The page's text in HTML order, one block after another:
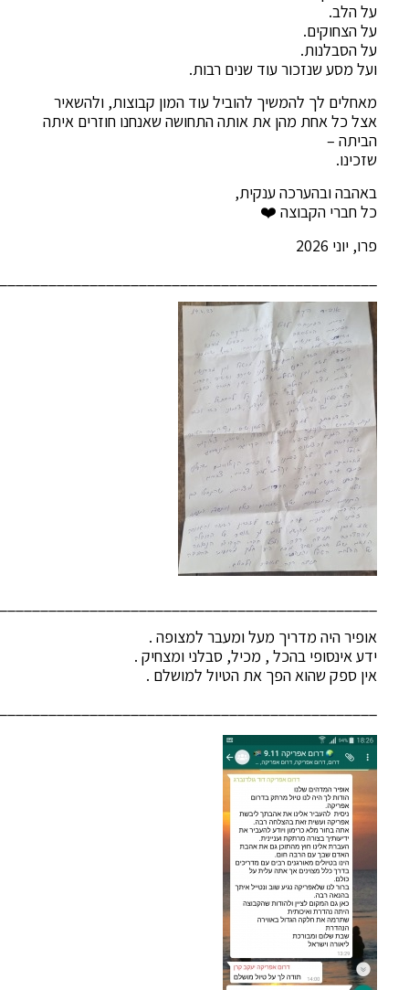
על הלב.
על הצחוקים.
על הסבלנות.
ועל מסע שנזכור עוד שנים רבות.
מאחלים לך להמשיך להוביל עוד המון קבוצות, ולהשאיר
אצל כל אחת מהן את אותה התחושה שאנחנו חוזרים איתה
הביתה –
שזכינו.
באהבה ובהערכה ענקית,
כל חברי הקבוצה ❤️
פרו, יוני 2026
אופיר היה מדריך מעל ומעבר למצופה .
ידע אינסופי בהכל , מכיל, סבלני ומצחיק .
אין ספק שהוא הפך את הטיול למושלם .